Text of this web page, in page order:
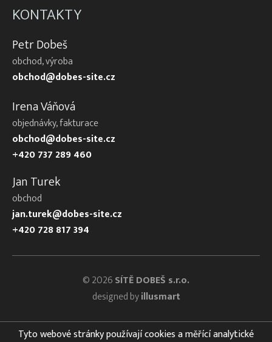
KONTAKTY
Petr Dobeš
obchod, výroba
obchod@dobes-site.cz
Irena Váňová
objednávky, fakturace
obchod@dobes-site.cz
+420 737 289 460
Jan Turek
obchod
jan.turek@dobes-site.cz
+420 728 817 394
© 2026SÍTĚ DOBEŠ s.r.o.
designed byillusmart
Tyto webové stránky používají cookies a měřící analytické